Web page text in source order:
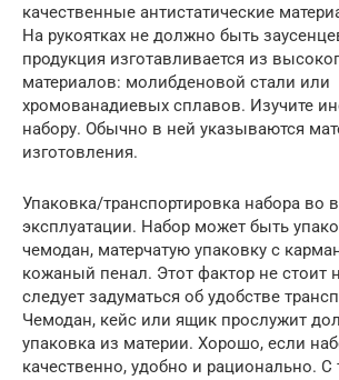
качественные антистатические
На рукоятках не должно быть
продукция изготавливается из
материалов: молибденовой стали или
хромованадиевых сплавов. Изучите
набору. Обычно в ней указываются
изготовления.
Упаковка/транспортировка набора во
эксплуатации. Набор может быть
чемодан, матерчатую упаковку с
кожаный пенал. Этот фактор не стоит
следует задуматься об удобстве
Чемодан, кейс или ящик прослужит
упаковка из материи. Хорошо, если
качественно, удобно и рационально.